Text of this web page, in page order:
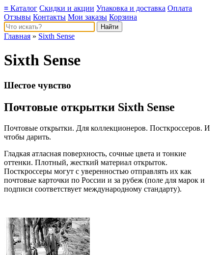
≡ Каталог Скидки и акции Упаковка и доставка Оплата
Отзывы Контакты Мои заказы Корзина
Главная » Sixth Sense
Sixth Sense
Шестое чувство
Почтовые открытки Sixth Sense
Почтовые открытки. Для коллекционеров. Посткроссеров. И
чтобы дарить.
Гладкая атласная поверхность, сочные цвета и тонкие
оттенки. Плотный, жесткий материал открыток.
Посткроссеры могут с уверенностью отправлять их как
почтовые карточки по России и за рубеж (поле для марок и
подписи соответствует международному стандарту).